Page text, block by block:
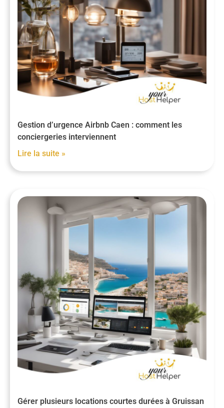
Gestion d’urgence Airbnb Caen : comment les
conciergeries interviennent
Lire la suite »
Gérer plusieurs locations courtes durées à Gruissan